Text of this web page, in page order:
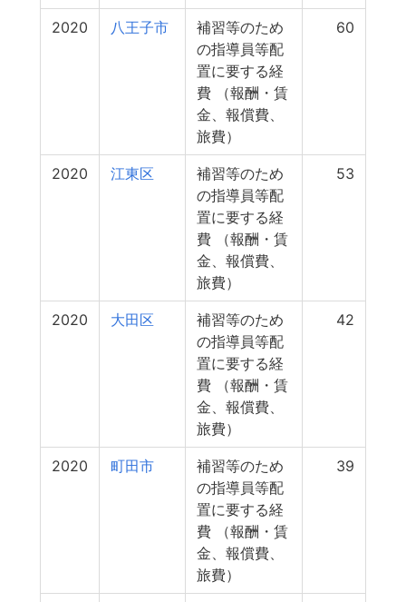
2020 八王子市
補習等のため
の指導員等配
置に要する経
費 （報酬・賃
金、報償費、
旅費）
60
2020 江東区
補習等のため
の指導員等配
置に要する経
費 （報酬・賃
金、報償費、
旅費）
53
2020 大田区
補習等のため
の指導員等配
置に要する経
費 （報酬・賃
金、報償費、
旅費）
42
2020 町田市
補習等のため
の指導員等配
置に要する経
費 （報酬・賃
金、報償費、
旅費）
39